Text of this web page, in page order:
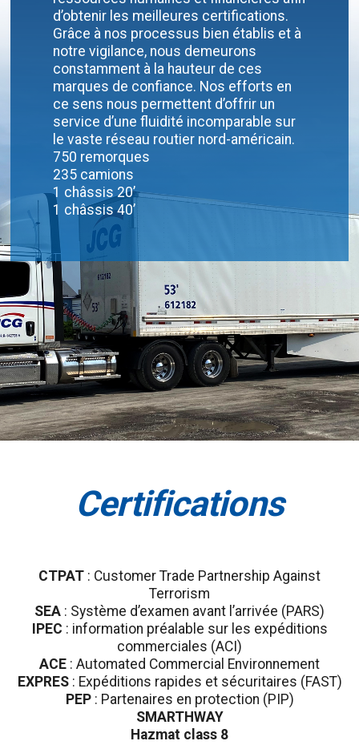
d’obtenir les meilleures certifications.
Grâce à nos processus bien établis et à
notre vigilance, nous demeurons
constamment à la hauteur de ces
marques de confiance. Nos efforts en
ce sens nous permettent d’offrir un
service d’une fluidité incomparable sur
le vaste réseau routier nord-américain.
750 remorques
235 camions
1 châssis 20’
1 châssis 40’
Certifications
CTPAT : Customer Trade Partnership Against
Terrorism
SEA : Système d’examen avant l’arrivée (PARS)
IPEC : information préalable sur les expéditions
commerciales (ACI)
ACE : Automated Commercial Environnement
EXPRES: Expéditions rapides et sécuritaires (FAST)
PEP: Partenaires en protection (PIP)
SMARTHWAY
Hazmat class 8